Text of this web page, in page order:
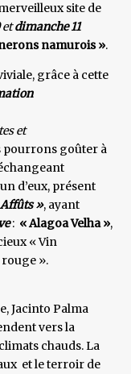
site de
etdimanche 11
namurois ».
grâce à cette
et
pourrons goûter à
d’eux, présent
», ayant
: « Alagoa Velha »,
« Vin
».
Jacinto Palma
vers la
chauds. La
et le terroir de